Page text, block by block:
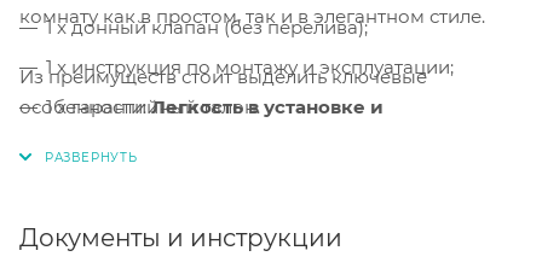
комнату как в простом, так и в элегантном стиле.
Из преимуществ стоит выделить ключевые
особенности:Легкость в установке и
материалы.
Легкая сборка и монтаж. Сборка и монтаж
выполняется за несколько минут.
1 x донный клапан (без перелива);
1 x инструкция по монтажу и эксплуатации;
1 x гарантийный талон.
Документы и инструкции